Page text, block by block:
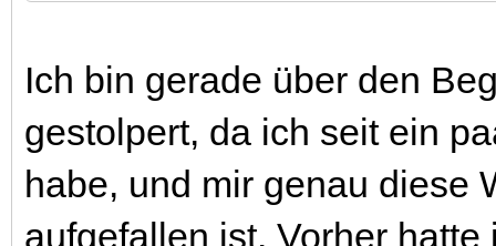
Ich bin gerade über den
gestolpert, da ich seit ein
habe, und mir genau diese
aufgefallen ist. Vorher